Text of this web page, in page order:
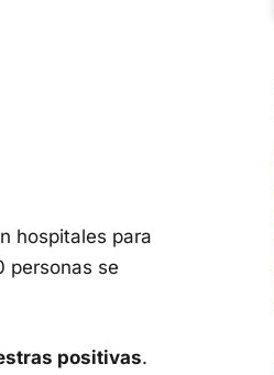
hospitales para
personas se
positivas.